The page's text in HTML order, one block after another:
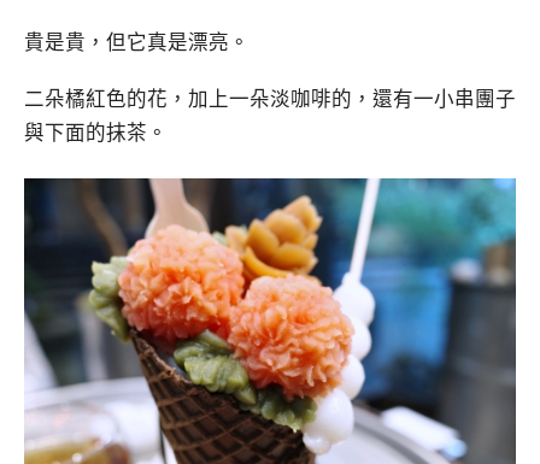
貴是貴，但它真是漂亮。
二朵橘紅色的花，加上一朵淡咖啡的，還有一小串團子
與下面的抹茶。